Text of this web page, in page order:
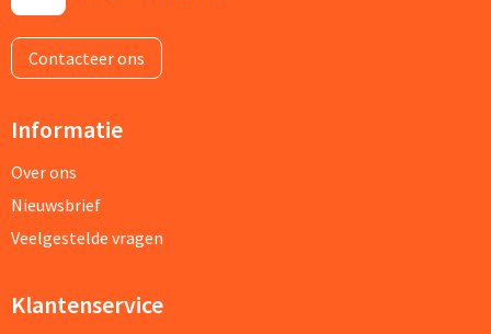
Contacteer ons
Informatie
Over ons
Nieuwsbrief
Veelgestelde vragen
Klantenservice